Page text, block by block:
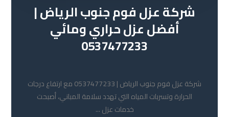
شركة عزل فوم جنوب الرياض |
أفضل عزل حراري ومائي
0537477233
شركة عزل فوم جنوب الرياض | 0537477233 مع ارتفاع درجات
الحرارة وتسربات المياه التي تهدد سلامة المباني، أصبحت
خدمات عزل ...